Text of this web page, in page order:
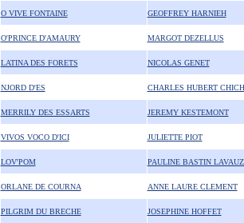
O VIVE FONTAINE GEOFFREY HARNIEH
O'PRINCE D'AMAURY MARGOT DEZELLUS
LATINA DES FORETS NICOLAS GENET
NJORD D'ES CHARLES HUBERT
MERRILY DES ESSARTS JEREMY KESTEMONT
VIVOS VOCO D'ICI JULIETTE PIOT
LOV'POM PAULINE BASTIN
ORLANE DE COURNA ANNE LAURE CLEMENT
PILGRIM DU BRECHE JOSEPHINE HOFFET